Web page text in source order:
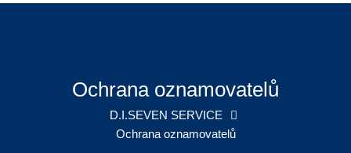
Pořadatelské služby
Ochrana oznamovatelů
D.I.SEVEN SERVICE
Ochrana oznamovatelů